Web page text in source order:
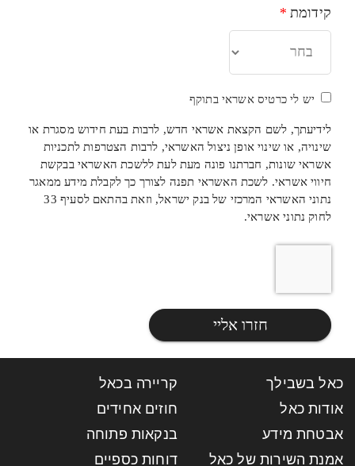
קידומת*
יש לי כרטיס אשראי בתוקף
לידיעתך, לשם הקצאת אשראי חדש, לרבות בעת חידוש מסגרת או
שינויה, או שינוי אופן ניצול האשראי, לרבות הצטרפות לתכניות
אשראי שונות, חברתנו פונה מעת לעת ללשכת האשראי בבקשת
חיווי אשראי. לשכת האשראי תפנה לצורך כך לקבלת מידע ממאגר
נתוני האשראי המרכזי של בנק ישראל, וזאת בהתאם לסעיף 33
לחוק נתוני אשראי.
חזרו אליי
כאל בשבילך
קריירה בכאל
אודות כאל
חוזים אחידים
אבטחת מידע
בנקאות פתוחה
אמנת השירות של כאל
דוחות כספיים